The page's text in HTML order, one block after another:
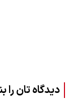
دیدگاه تان را